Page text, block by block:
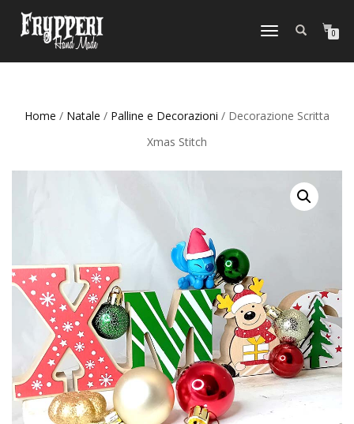
NAVIGAZIONE
0
Home / Natale / Palline e Decorazioni / Decorazione Scritta
Xmas Stitch